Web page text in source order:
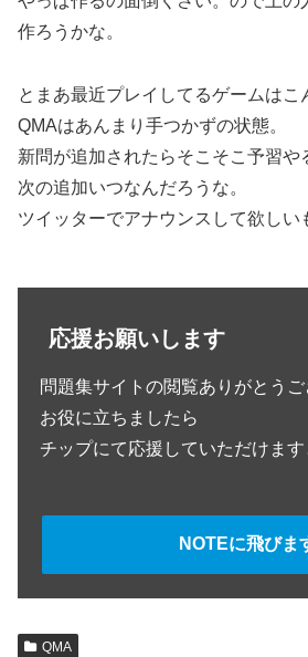
作ろうかな。
とまあ最近プレイしてるゲームはこ
QMAはあんまり手つかずの状態。
新問が追加されたらそこそこ予習や
次の追加いつなんだろうな。
ツイッターでアナウンスして欲しい
応援お願いします
問題集サイトの閲覧ありがとうご
お役に立ちましたら
チップにて応援していただけます
NOTEに飛びま
QMA